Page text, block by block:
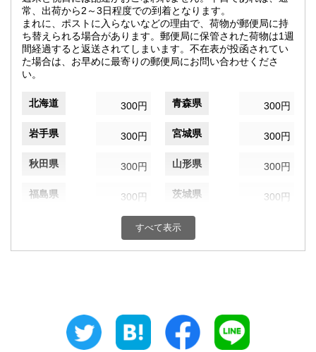
常、出荷から2～3日程度での到着となります。
まれに、ポストに入らないなどの理由で、荷物が郵便局に持
ち替えられる場合があります。郵便局に保管された荷物は1週
間経過すると返送されてしまいます。不在表が投函されてい
た場合は、お早めに最寄りの郵便局にお問い合わせくださ
い。
北海道 300円 青森県 300円
岩手県 300円 宮城県 300円
秋田県 300円 山形県 300円
福島県 300円 茨城県 300円
300円 群馬県
埼玉県 千葉県
300円 富山県
300円 福井県
すべて表示